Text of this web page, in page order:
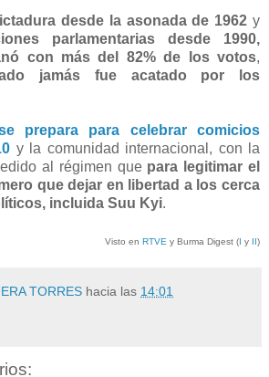
desde la asonada de 1962 y
parlamentarias desde 1990,
con más del 82% de los votos,
jamás fue acatado por los
prepara para celebrar comicios
y la comunidad internacional, con la
al régimen que para legitimar el
que dejar en libertad a los cerca
incluida Suu Kyi.
Visto en RTVE y Burma Digest (I y II)
TORRES hacia las 14:01